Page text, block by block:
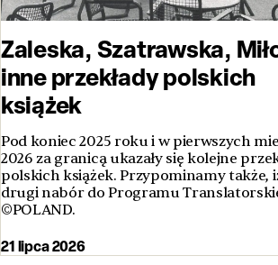
Zaleska, Szatrawska,
inne przekłady polskich
książek
Pod koniec 2025 roku i w pierwszych
2026 za granicą ukazały się kolejne
polskich książek. Przypominamy także,
drugi nabór do Programu
©POLAND.
21 lipca 2026